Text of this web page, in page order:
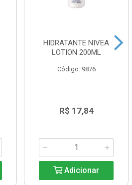
HIDRATANTE NIVEA
LOTION 200ML
Código: 9876
R$ 17,84
Adicionar